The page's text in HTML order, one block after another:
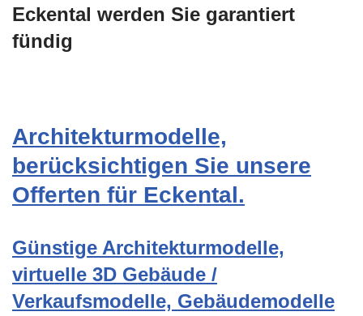
Eckental werden Sie garantiert
fündig
Architekturmodelle,
berücksichtigen Sie unsere
Offerten für Eckental.
Günstige Architekturmodelle,
virtuelle 3D Gebäude /
Verkaufsmodelle, Gebäudemodelle